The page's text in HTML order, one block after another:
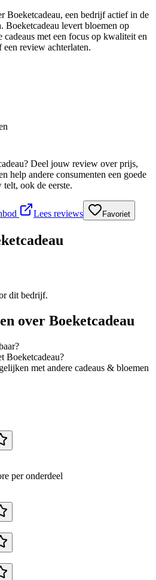
Boeketcadeau, een bedrijf actief in de
Boeketcadeau levert bloemen op
cadeaus met een focus op kwaliteit en
review achterlaten.
Deel jouw review over prijs,
help andere consumenten een goede
ook de eerste.
Lees reviews Favoriet
dit bedrijf.
over Boeketcadeau
Boeketcadeau?
met andere cadeaus & bloemen
per onderdeel